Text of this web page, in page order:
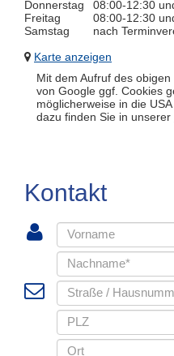
Donnerstag
08:00-12:30
Freitag
08:00-12:30
Samstag
nach
Karte anzeigen
Mit dem Aufruf des
von Google ggf. Cookies
möglicherweise in die
dazu finden Sie in unserer